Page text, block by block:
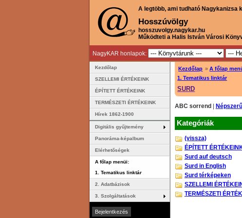
A legtöbb, ami tudható Nagykanizsa
Hosszúvölgy
hosszuvolgy.nagykar.hu
Működteti a Halis István Városi
NagyKAR honlapok:
Kezdőlap »A főlap
1. Tematikus linktár
SURD
ABC sorrend|
Kategóriák
(vissza)
ÉPÍTETT
Surd auf deutsch
Surd in English
Surd térképeken
SZELLEMI
TERMÉSZETI
Kezdőlap
SZELLEMI ÉRTÉKEINK
ÉPÍTETT ÉRTÉKEINK
TERMÉSZETI ÉRTÉKEINK
Hírek 1862-1900
Digitális gyűjtemény
Panoráma-képalbum
Elérhetőségek
A főlap menüi:
1. Tematikus linktár
2. Adatbázisok
3. Szolgáltatások